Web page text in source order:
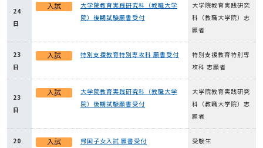
24
日
大学院教育実践研究科（教職大学
院）後期試験願書受付
大学院教育実践研究
科（教職大学院）志
願者
23
日
特別支援教育特別専攻科 願書受付
特別支援教育特別専
攻科 志願者
23
日
大学院教育実践研究科（教職大学
院）後期試験願書受付
大学院教育実践研究
科（教職大学院）志
願者
20
帰国子女入試 願書受付 受験生